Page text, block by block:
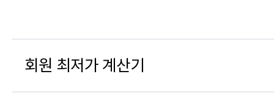
회원 최저가 계산기